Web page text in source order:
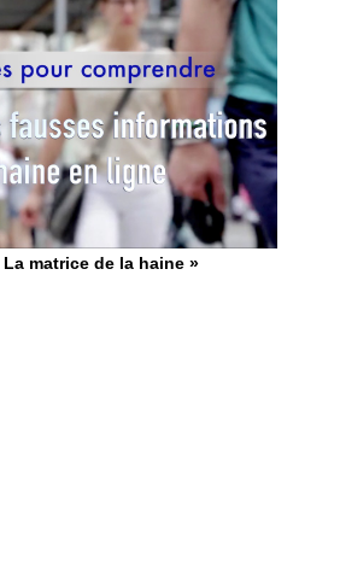
matrice de la haine »